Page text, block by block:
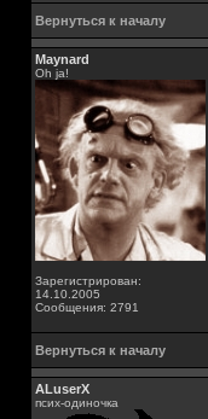
Вернуться к началу
Maynard
Oh ja!
Зарегистрирован:
14.10.2005
Сообщения: 2791
Вернуться к началу
ALuserX
псих-одиночка